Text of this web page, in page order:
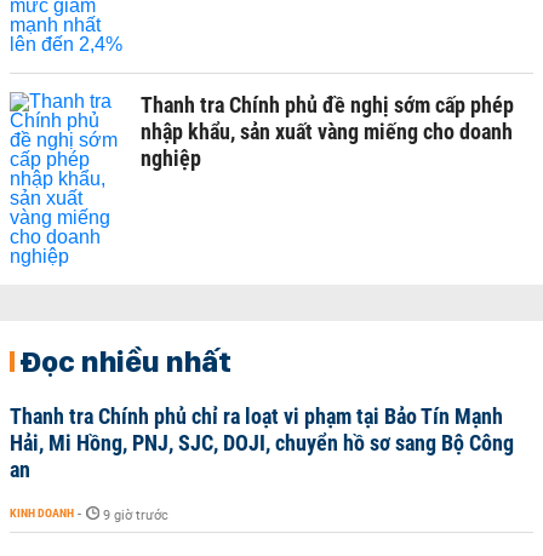
Thanh tra Chính phủ đề nghị sớm cấp phép
nhập khẩu, sản xuất vàng miếng cho doanh
nghiệp
Đọc nhiều nhất
Thanh tra Chính phủ chỉ ra loạt vi phạm tại Bảo Tín Mạnh
Hải, Mi Hồng, PNJ, SJC, DOJI, chuyển hồ sơ sang Bộ Công
an
KINH DOANH - 9 giờ trước